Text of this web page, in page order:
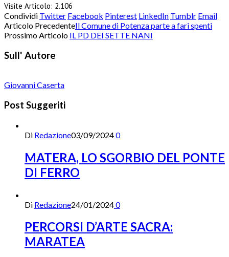
Visite Articolo: 2.106
Condividi Twitter Facebook Pinterest LinkedIn Tumblr Email
Articolo PrecedenteIl Comune di Potenza parte a fari spenti
Prossimo Articolo IL PD DEI SETTE NANI
Sull' Autore
Giovanni Caserta
Post Suggeriti
Di Redazione03/09/20240
MATERA, LO SGORBIO DEL PONTE
DI FERRO
Di Redazione24/01/20240
PERCORSI D’ARTE SACRA:
MARATEA